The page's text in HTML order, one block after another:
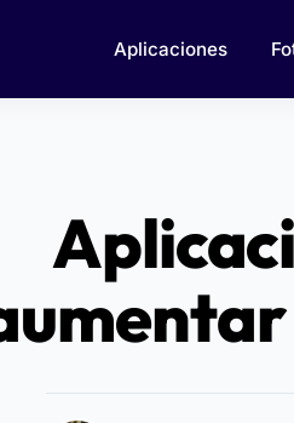
Aplicaciones